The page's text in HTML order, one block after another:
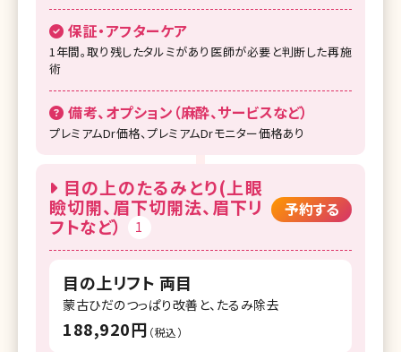
保証・アフターケア
1年間。取り残したタルミがあり医師が必要と判断した再施
術
備考、オプション（麻酔、サービスなど）
プレミアムDr価格、プレミアムDrモニター価格あり
目の上のたるみとり(上眼
瞼切開、眉下切開法、眉下リ
フトなど）
1
予約する
目の上リフト 両目
蒙古ひだのつっぱり改善と、たるみ除去
188,920円 （税込）